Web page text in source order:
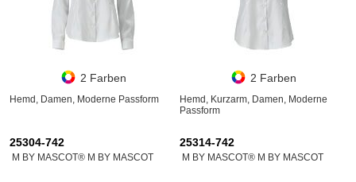
2 Farben
Hemd, Damen, Moderne Passform
2 Farben
Hemd, Kurzarm, Damen, Moderne
Passform
25304-742
M BY MASCOT® M BY MASCOT
25314-742
M BY MASCOT® M BY MASCOT